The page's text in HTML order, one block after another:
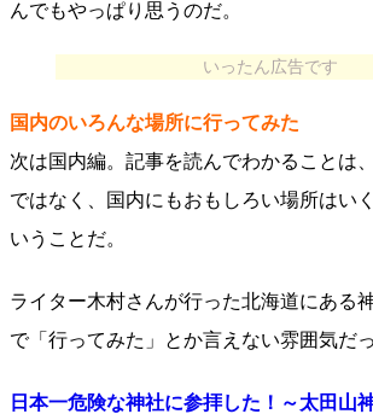
んでもやっぱり思うのだ。
いったん広告です
国内のいろんな場所に行ってみた
次は国内編。記事を読んでわかることは
ではなく、国内にもおもしろい場所はい
いうことだ。
ライター木村さんが行った北海道にある
で「行ってみた」とか言えない雰囲気だっ
日本一危険な神社に参拝した！～太田山